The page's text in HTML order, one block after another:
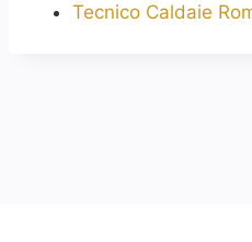
Tecnico Caldaie